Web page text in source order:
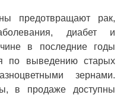
предотвращают рак,
диабет и
в последние годы
по выведению старых
зернами.
в продаже доступны